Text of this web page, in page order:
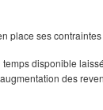
place ses
disponible
des